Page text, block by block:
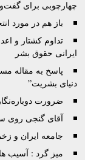
چهارچوبی برای
باز هم در مورد
تداوم کشتار و
ایرانی حقوق بشر
پاسخ به مقاله
دنیای بشریت”
ضرورت
آقای گنجی روی
جامعه ایران و
میز گرد : آسیب